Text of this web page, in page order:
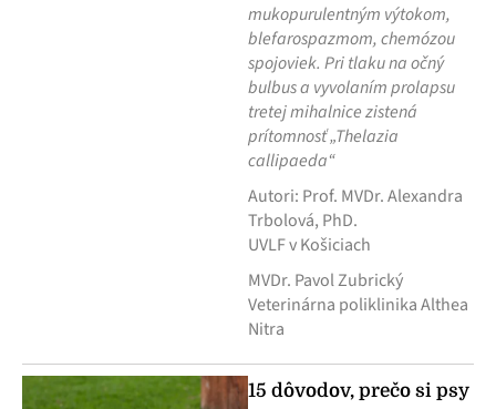
mukopurulentným výtokom,
blefarospazmom, chemózou
spojoviek. Pri tlaku na očný
bulbus a vyvolaním prolapsu
tretej mihalnice zistená
prítomnosť „Thelazia
callipaeda“
Autori: Prof. MVDr. Alexandra
Trbolová, PhD.
UVLF v Košiciach
MVDr. Pavol Zubrický
Veterinárna poliklinika Althea
Nitra
15 dôvodov, prečo si psy